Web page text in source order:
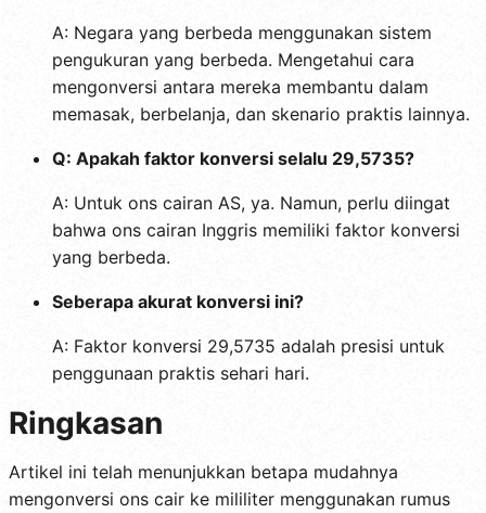
A: Negara yang berbeda menggunakan sistem
pengukuran yang berbeda. Mengetahui cara
mengonversi antara mereka membantu dalam
memasak, berbelanja, dan skenario praktis lainnya.
Q: Apakah faktor konversi selalu 29,5735?
A: Untuk ons cairan AS, ya. Namun, perlu diingat
bahwa ons cairan Inggris memiliki faktor konversi
yang berbeda.
Seberapa akurat konversi ini?
A: Faktor konversi 29,5735 adalah presisi untuk
penggunaan praktis sehari hari.
Ringkasan
Artikel ini telah menunjukkan betapa mudahnya
mengonversi ons cair ke mililiter menggunakan rumus